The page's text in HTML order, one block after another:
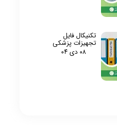
تکنیکال فایل
تجهیزات پزشکی
۰۸ دی ۰۴